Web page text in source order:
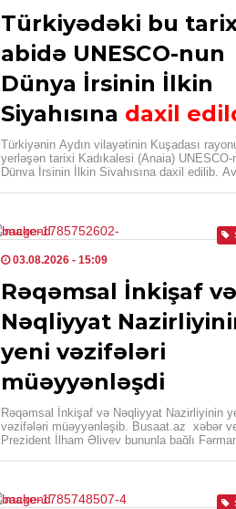
Türkiyədəki bu
abidə UNESCO-nun
Dünya İrsinin İlkin
Siyahısına daxil
Türkiyənin Aydın vilayətinin Kuşadası
yerləşən tarixi Kadıkalesi (Anaia) UNESCO-
Dünya İrsinin İlkin Siyahısına daxil edilib.
03.08.2026 - 15:09
Rəqəmsal İnkişaf və
Nəqliyyat
yeni vəzifələri
müəyyənləşdi
Rəqəmsal İnkişaf və Nəqliyyat Nazirliyinin
vəzifələri müəyyənləşib. Busaat.az xəbər
Prezident İlham Əliyev bununla bağlı